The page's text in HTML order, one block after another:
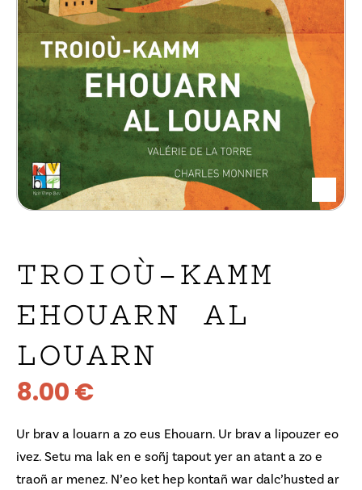
TROIOÙ-KAMM
EHOUARN AL
LOUARN
8.00€
Ur brav a louarn a zo eus Ehouarn. Ur brav a lipouzer eo
ivez. Setu ma lak en e soñj tapout yer an atant a zo e
traoñ ar menez. N’eo ket hep kontañ war dalc’husted ar